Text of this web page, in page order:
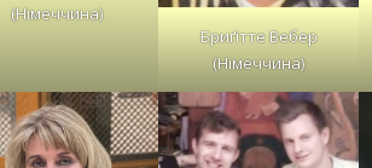
(Німеччина)
Бриґітте Вебер
(Німеччина)